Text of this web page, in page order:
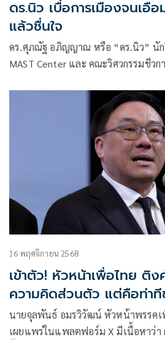
ดร.นิว เบื่อการเมืองจนเอือ
แล้วชื่นใจ
ดร.ศุภณัฐ อภิญญาณ หรือ “ดร.นิว” นัก
MAST Center และ คณะวิศวกรรมชีว
16 พฤศจิกายน 2568
เข้าตัว! หัวหน้าเพื่อไทย ติง
ความคิดส่วนตัว แต่คือท่าที
นายจุลพันธ์ อมรวิวัฒน์ หัวหน้าพรรคเพื่อไทย เขีย
เผยแพร่ในแพลตฟอร์ม X มีเนื้อหาว่า การบริหารประเทศต้อง